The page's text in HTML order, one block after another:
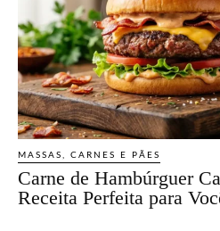
MASSAS, CARNES E PÃES
Carne de Hambúrguer
Receita Perfeita para